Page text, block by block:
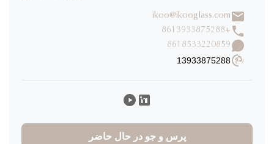
ikoo@ikooglass.com
8618533220859
13933875288
پرس و جو در حال حاضر